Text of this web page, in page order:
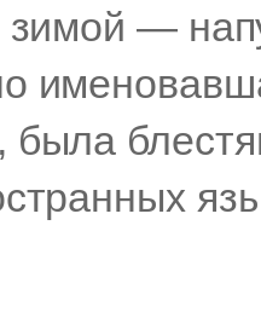
зимой —